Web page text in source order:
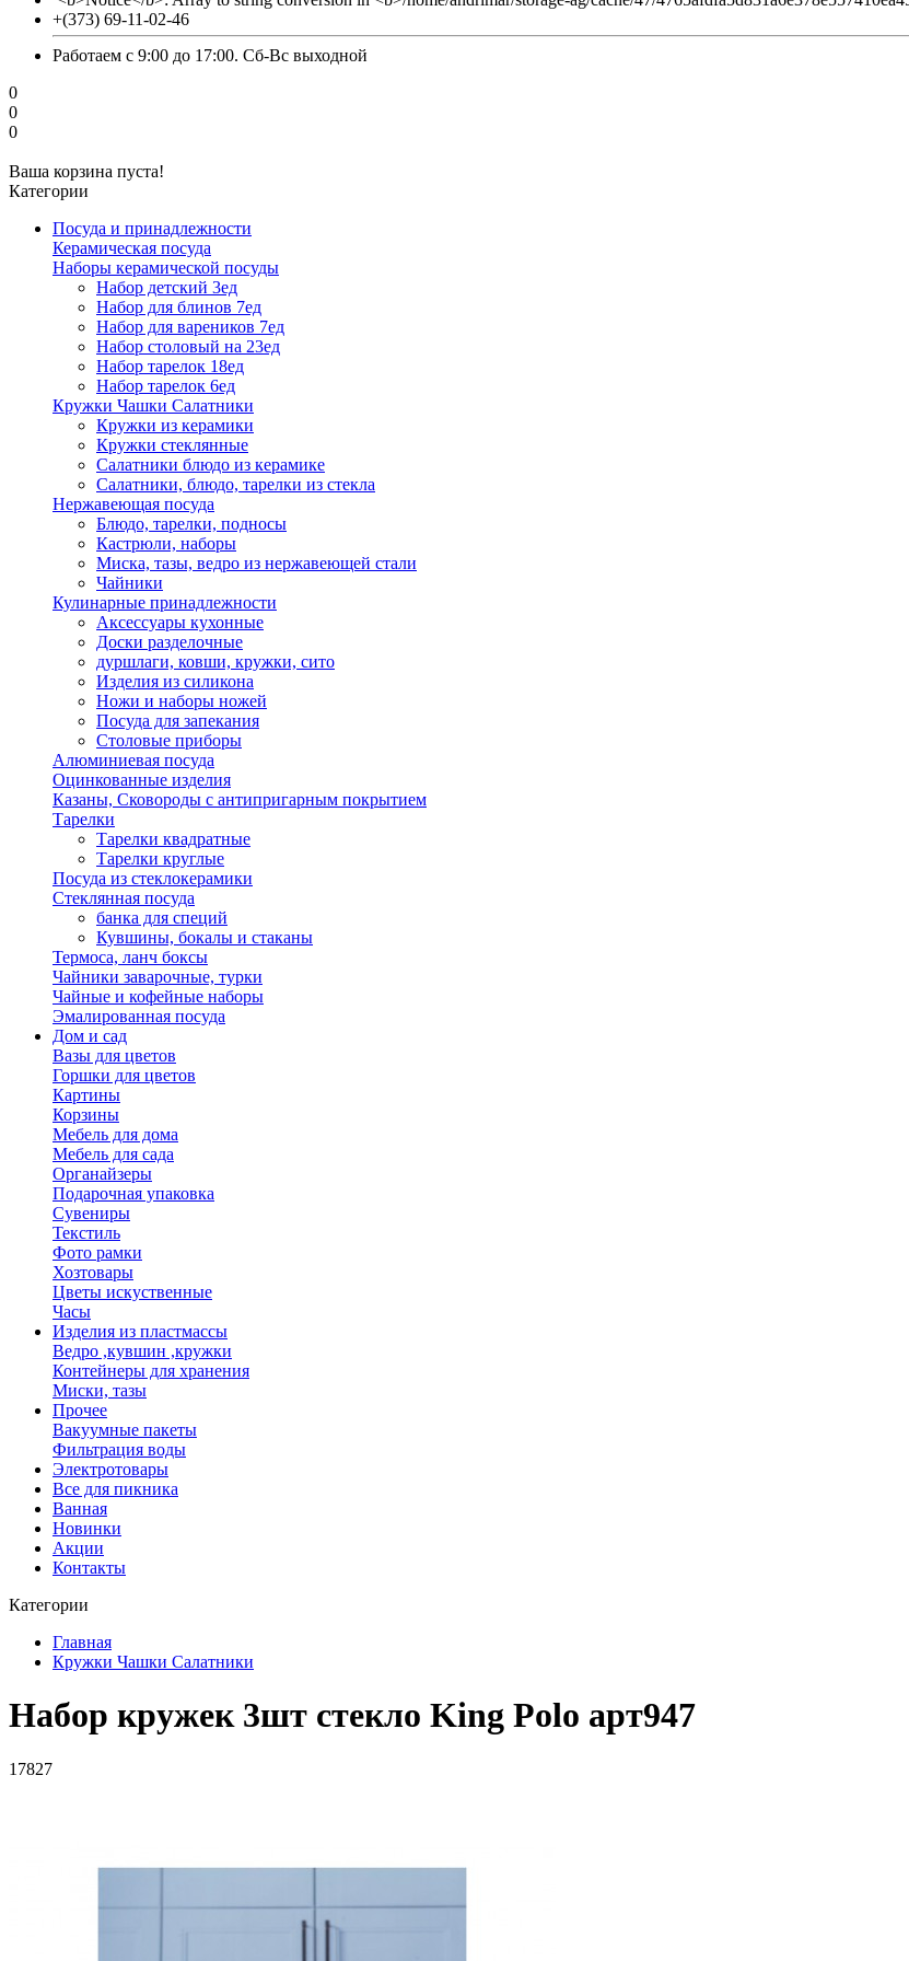
+(373) 69-11-02-46
Работаем с 9:00 до 17:00. Сб-Вс выходной
0
0
0
Ваша корзина пуста!
Категории
Посуда и принадлежности
Керамическая посуда
Наборы керамической посуды
Набор детский 3ед
Набор для блинов 7ед
Набор для вареников 7ед
Набор столовый на 23ед
Набор тарелок 18ед
Набор тарелок 6ед
Кружки Чашки Салатники
Кружки из керамики
Кружки стеклянные
Салатники блюдо из керамике
Салатники, блюдо, тарелки из стекла
Нержавеющая посуда
Блюдо, тарелки, подносы
Кастрюли, наборы
Миска, тазы, ведро из нержавеющей стали
Чайники
Кулинарные принадлежности
Аксессуары кухонные
Доски разделочные
дуршлаги, ковши, кружки, сито
Изделия из силикона
Ножи и наборы ножей
Посуда для запекания
Столовые приборы
Алюминиевая посуда
Оцинкованные изделия
Казаны, Сковороды с антипригарным покрытием
Тарелки
Тарелки квадратные
Тарелки круглые
Посуда из стеклокерамики
Стеклянная посуда
банка для специй
Кувшины, бокалы и стаканы
Термоса, ланч боксы
Чайники заварочные, турки
Чайные и кофейные наборы
Эмалированная посуда
Дом и сад
Вазы для цветов
Горшки для цветов
Картины
Корзины
Мебель для дома
Мебель для сада
Органайзеры
Подарочная упаковка
Сувениры
Текстиль
Фото рамки
Хозтовары
Цветы искуственные
Часы
Изделия из пластмассы
Ведро ,кувшин ,кружки
Контейнеры для хранения
Миски, тазы
Прочее
Вакуумные пакеты
Фильтрация воды
Электротовары
Все для пикника
Ванная
Новинки
Акции
Контакты
Категории
Главная
Кружки Чашки Салатники
Набор кружек 3шт стекло King Polo арт947
17827